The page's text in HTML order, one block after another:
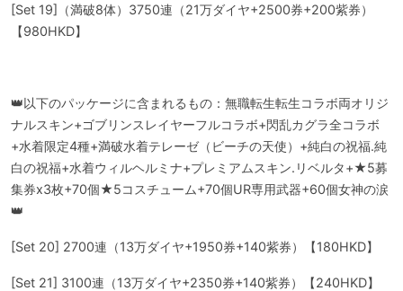
[Set 19]（満破8体）3750連（21万ダイヤ+2500券+200紫券）
【980HKD】
👑以下のパッケージに含まれるもの：無職転生転生コラボ両オリジ
ナルスキン+ゴブリンスレイヤーフルコラボ+閃乱カグラ全コラボ
+水着限定4種+満破水着テレーゼ（ビーチの天使）+純白の祝福.純
白の祝福+水着ウィルヘルミナ+プレミアムスキン.リベルタ+★5募
集券x3枚+70個★5コスチューム+70個UR専用武器+60個女神の涙
👑
[Set 20] 2700連（13万ダイヤ+1950券+140紫券）【180HKD】
[Set 21] 3100連（13万ダイヤ+2350券+140紫券）【240HKD】